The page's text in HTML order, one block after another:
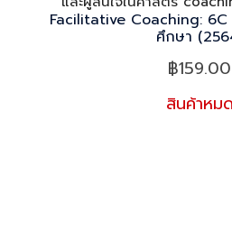
Facilitative Coaching:
ศึกษา
฿159.00
สินค้าหมด